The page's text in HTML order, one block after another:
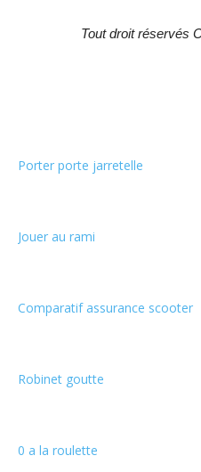
Tout droit réservés
Porter porte jarretelle
Jouer au rami
Comparatif assurance scooter
Robinet goutte
0 a la roulette